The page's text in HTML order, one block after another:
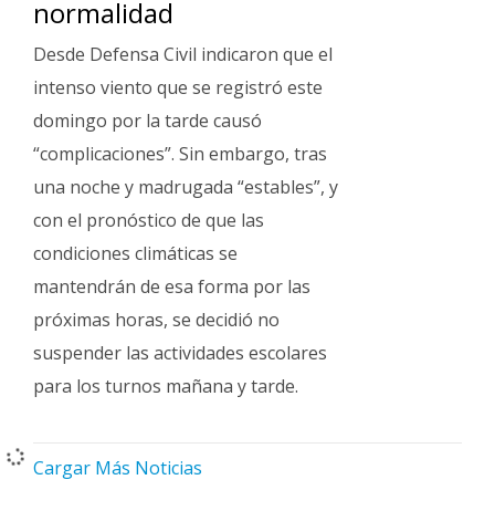
normalidad
Desde Defensa Civil indicaron que el
intenso viento que se registró este
domingo por la tarde causó
“complicaciones”. Sin embargo, tras
una noche y madrugada “estables”, y
con el pronóstico de que las
condiciones climáticas se
mantendrán de esa forma por las
próximas horas, se decidió no
suspender las actividades escolares
para los turnos mañana y tarde.
Cargar Más Noticias